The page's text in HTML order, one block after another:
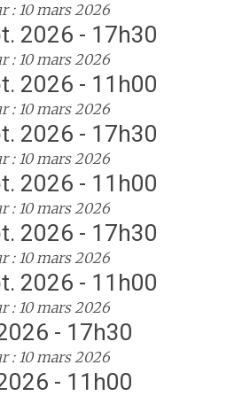
: 10 mars 2026
2026 - 17h30
: 10 mars 2026
2026 - 11h00
: 10 mars 2026
2026 - 17h30
: 10 mars 2026
2026 - 11h00
: 10 mars 2026
2026 - 17h30
: 10 mars 2026
2026 - 11h00
: 10 mars 2026
- 17h30
: 10 mars 2026
- 11h00